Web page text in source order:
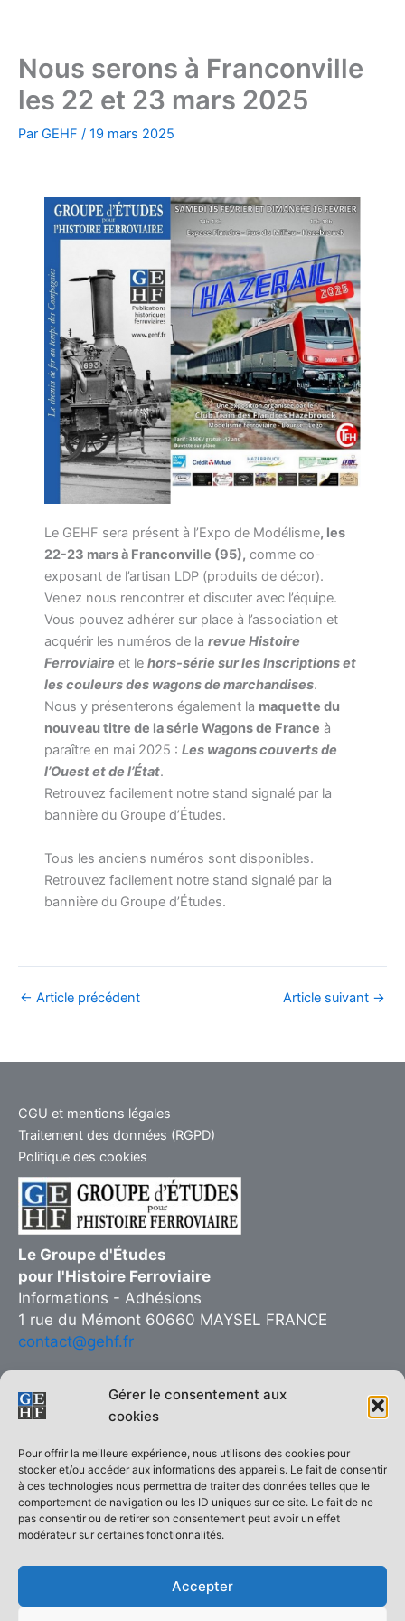
Gérer le consentement aux
cookies
Pour offrir la meilleure expérience, nous utilisons des cookies pour
stocker et/ou accéder aux informations des appareils. Le fait de consentir
à ces technologies nous permettra de traiter des données telles que le
comportement de navigation ou les ID uniques sur ce site. Le fait de ne
pas consentir ou de retirer son consentement peut avoir un effet
modérateur sur certaines fonctionnalités.
Accepter
Nous serons à Franconville
les 22 et 23 mars 2025
Par GEHF / 19 mars 2025
Le GEHF sera présent à l’Expo de Modélisme, les
22-23 mars à Franconville (95), comme co-
exposant de l’artisan LDP (produits de décor).
Venez nous rencontrer et discuter avec l’équipe.
Vous pouvez adhérer sur place à l’association et
acquérir les numéros de larevue Histoire
Ferroviaire et lehors-série sur les Inscriptions et
les couleurs des wagons de marchandises.
Nous y présenterons également la maquette du
nouveau titre de la série Wagons de France à
paraître en mai 2025 :Les wagons couverts de
l’Ouest et de l’État.
Retrouvez facilement notre stand signalé par la
bannière du Groupe d’Études.
Tous les anciens numéros sont disponibles.
Retrouvez facilement notre stand signalé par la
bannière du Groupe d’Études.
← Article précédent Article suivant →
CGU et mentions légales
Traitement des données (RGPD)
Politique des cookies
Le Groupe d'Études
pour l'Histoire Ferroviaire
Informations - Adhésions
1 rue du Mémont 60660 MAYSEL FRANCE
contact@gehf.fr
Copie interdite © 2026 Groupe d’Études pour l’Histoire Ferroviaire
| Réalisé surThème WordPress Astra
ACCUEIL
Le GEHF en quelques mots
Qui sommes-nous ?
Demande d’adhésion
La revue Histoire Ferroviaire
Les monographies